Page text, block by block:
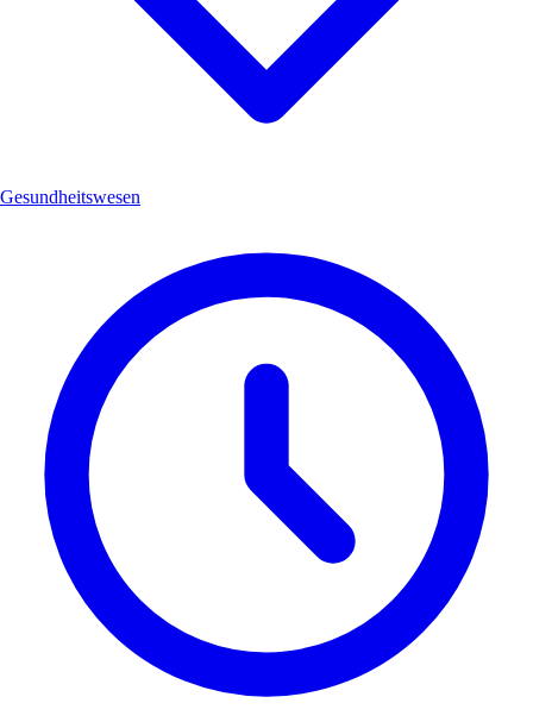
Gesundheitswesen